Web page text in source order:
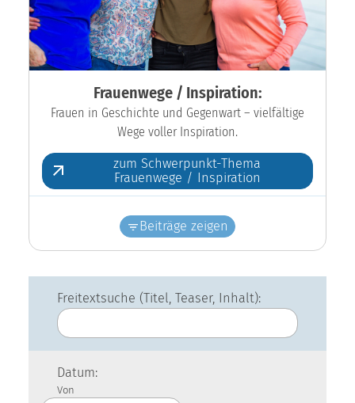
Frauenwege / Inspiration:
Frauen in Geschichte und Gegenwart – vielfältige
Wege voller Inspiration.
zum Schwerpunkt-Thema
Frauenwege / Inspiration
Beiträge zeigen
Freitextsuche (Titel, Teaser, Inhalt):
Datum:
Von